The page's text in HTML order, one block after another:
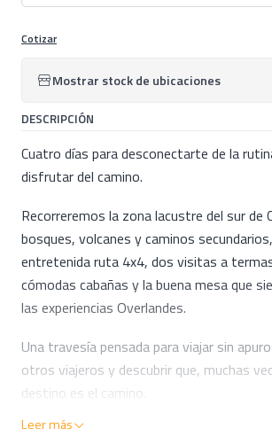
Cotizar
Mostrar stock de ubicaciones
DESCRIPCIÓN
Cuatro días para desconectarte de la
disfrutar del camino.
Recorreremos la zona lacustre del sur de
bosques, volcanes y caminos
entretenida ruta 4x4, dos visitas a
cómodas cabañas y la buena mesa que
las experiencias Overlandes.
Una travesía pensada para viajar sin
otros viajeros y descubrir que, muchas
destino es el camino.
Leer más